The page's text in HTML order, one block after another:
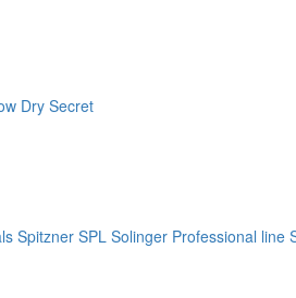
Dry Secret
Spitzner SPL Solinger Professional line